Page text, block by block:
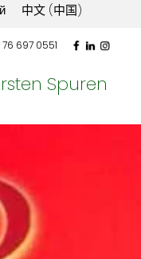
中文 (中国)
697 0551
Spuren